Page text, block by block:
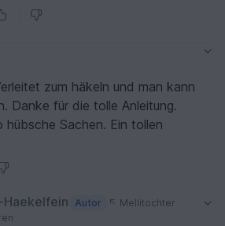
zum häkeln und man kann
hübsche Sachen. Ein tollen
Haekelfein Autor
Mellitochter